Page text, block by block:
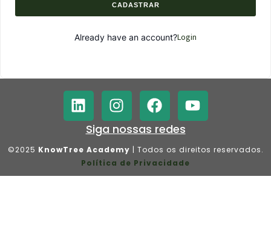
CADASTRAR
Already have an account?Login
Siga nossas redes
©2025 KnowTree Academy | Todos os direitos reservados.
Política de Privacidade